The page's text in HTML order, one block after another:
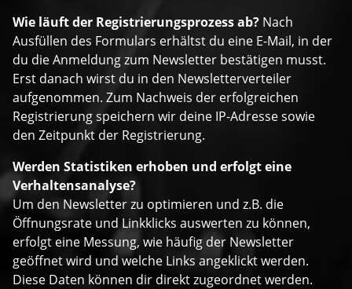
Wie läuft der Registrierungsprozess ab? Nach
Ausfüllen des Formulars erhältst du eine E-Mail, in der
du die Anmeldung zum Newsletter bestätigen musst.
Erst danach wirst du in den Newsletterverteiler
aufgenommen. Zum Nachweis der erfolgreichen
Registrierung speichern wir deine IP-Adresse sowie
den Zeitpunkt der Registrierung.
Werden Statistiken erhoben und erfolgt eine
Verhaltensanalyse?
Um den Newsletter zu optimieren und z.B. die
Öffnungsrate und Linkklicks auswerten zu können,
erfolgt eine Messung, wie häufig der Newsletter
geöffnet wird und welche Links angeklickt werden.
Diese Daten können dir direkt zugeordnet werden.